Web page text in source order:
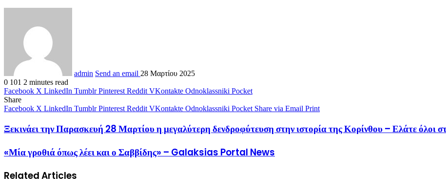
admin Send an email 28 Μαρτίου 2025
0 101 2 minutes read
Facebook X LinkedIn Tumblr Pinterest Reddit VKontakte Odnoklassniki Pocket
Share
Facebook X LinkedIn Tumblr Pinterest Reddit VKontakte Odnoklassniki Pocket Share via Email Print
Ξεκινάει την Παρασκευή 28 Μαρτίου η μεγαλύτερη δενδροφύτευση στην ιστορία της Κορίνθου – Ελάτε όλοι
«Μία γροθιά όπως λέει και ο Σαββίδης» – Galaksias Portal News
Related Articles